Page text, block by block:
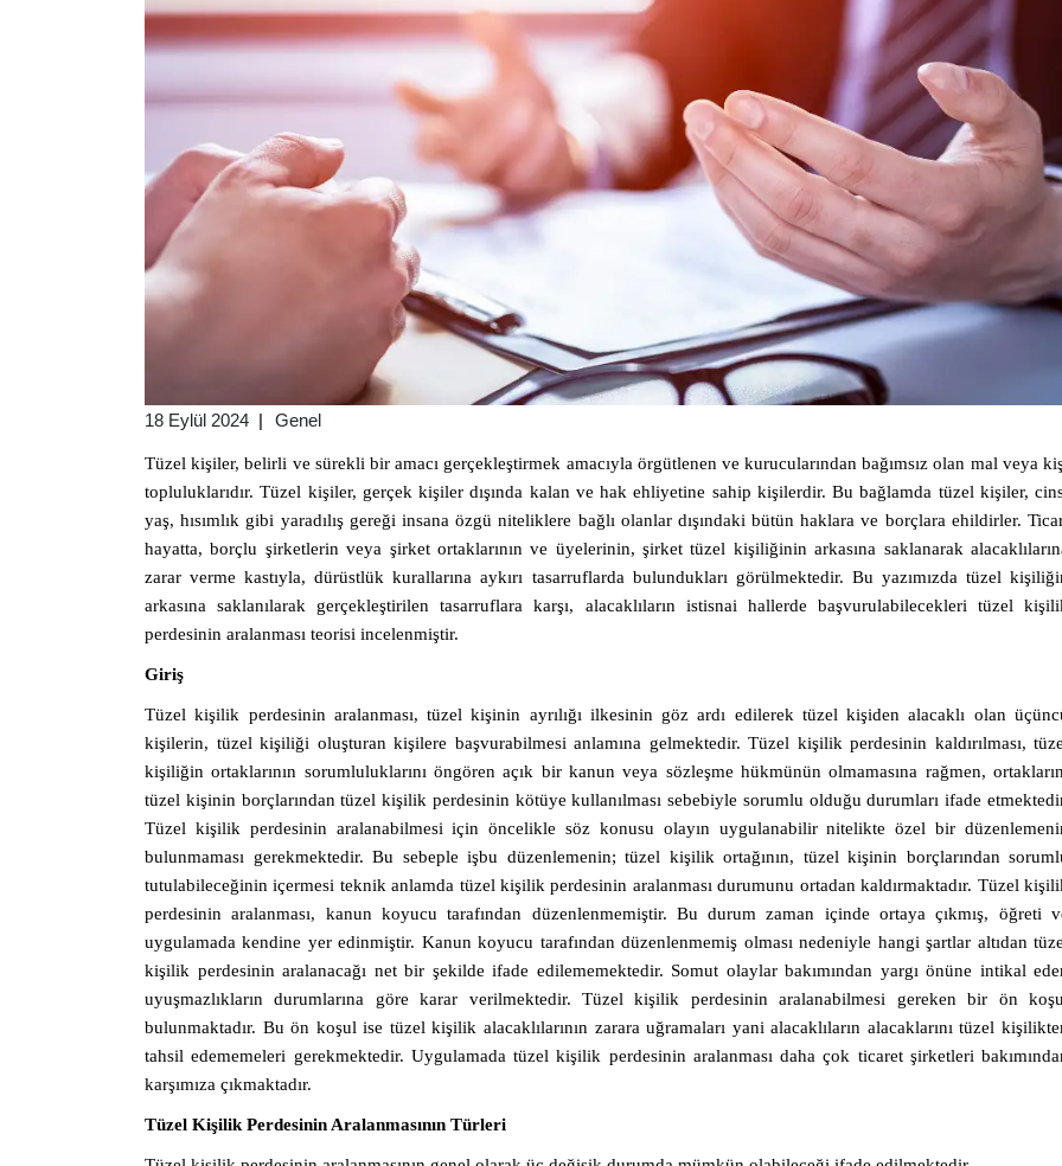
18 Eylül 2024 Genel
Tüzel kişiler, belirli ve sürekli bir amacı gerçekleştirmek amacıyla örgütlenen ve kurucularından bağımsız olan mal veya
topluluklarıdır. Tüzel kişiler, gerçek kişiler dışında kalan ve hak ehliyetine sahip kişilerdir. Bu bağlamda tüzel kişiler,
yaş, hısımlık gibi yaradılış gereği insana özgü niteliklere bağlı olanlar dışındaki bütün haklara ve borçlara ehildirler.
hayatta, borçlu şirketlerin veya şirket ortaklarının ve üyelerinin, şirket tüzel kişiliğinin arkasına saklanarak
zarar verme kastıyla, dürüstlük kurallarına aykırı tasarruflarda bulundukları görülmektedir. Bu yazımızda tüzel
arkasına saklanılarak gerçekleştirilen tasarruflara karşı, alacaklıların istisnai hallerde başvurulabilecekleri tüzel
perdesinin aralanması teorisi incelenmiştir.
Giriş
Tüzel kişilik perdesinin aralanması, tüzel kişinin ayrılığı ilkesinin göz ardı edilerek tüzel kişiden alacaklı olan
kişilerin, tüzel kişiliği oluşturan kişilere başvurabilmesi anlamına gelmektedir. Tüzel kişilik perdesinin kaldırılması,
kişiliğin ortaklarının sorumluluklarını öngören açık bir kanun veya sözleşme hükmünün olmamasına rağmen,
tüzel kişinin borçlarından tüzel kişilik perdesinin kötüye kullanılması sebebiyle sorumlu olduğu durumları ifade
Tüzel kişilik perdesinin aralanabilmesi için öncelikle söz konusu olayın uygulanabilir nitelikte özel bir
bulunmaması gerekmektedir. Bu sebeple işbu düzenlemenin; tüzel kişilik ortağının, tüzel kişinin borçlarından
tutulabileceğinin içermesi teknik anlamda tüzel kişilik perdesinin aralanması durumunu ortadan kaldırmaktadır. Tüzel
perdesinin aralanması, kanun koyucu tarafından düzenlenmemiştir. Bu durum zaman içinde ortaya çıkmış, öğreti
uygulamada kendine yer edinmiştir. Kanun koyucu tarafından düzenlenmemiş olması nedeniyle hangi şartlar altıdan
kişilik perdesinin aralanacağı net bir şekilde ifade edilememektedir. Somut olaylar bakımından yargı önüne intikal
uyuşmazlıkların durumlarına göre karar verilmektedir. Tüzel kişilik perdesinin aralanabilmesi gereken bir ön
bulunmaktadır. Bu ön koşul ise tüzel kişilik alacaklılarının zarara uğramaları yani alacaklıların alacaklarını tüzel
tahsil edememeleri gerekmektedir. Uygulamada tüzel kişilik perdesinin aralanması daha çok ticaret şirketleri
karşımıza çıkmaktadır.
Tüzel Kişilik Perdesinin Aralanmasının Türleri